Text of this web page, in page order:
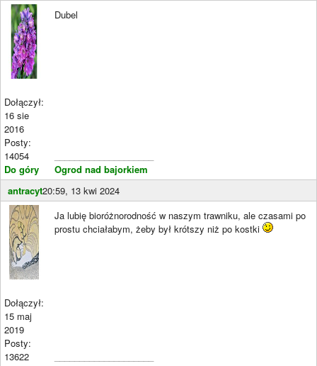
Dołączył:
16 sie
2016
Posty:
14054
Do góry
Dubel
Ogrod nad bajorkiem
antracyt20:59, 13 kwi 2024
Dołączył:
15 maj
2019
Posty:
13622
Ja lubię bioróżnorodność w naszym trawniku, ale czasami po
prostu chciałabym, żeby był krótszy niż po kostki